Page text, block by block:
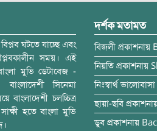
ঘটতে যাচ্ছে এবং
সময়। এই
মুভি ডেটাবেজ -
বাংলাদেশী সিনেমা
বাংলাদেশী চলচ্চিত্র
হতে বাংলা মুভি
দর্শক মতামত
বিজলী প্রকাশনায়
নিয়তি প্রকাশনায়
নিঃস্বার্থ ভালোবাসা
ছায়া-ছবি
ডুব প্রকাশনায়